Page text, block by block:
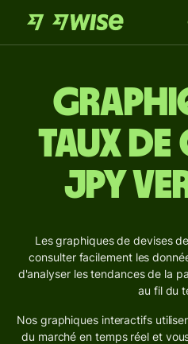
taux de
JPY
Les graphiques de devises
consulter facilement les
d'analyser les tendances de la
au fil du
Nos graphiques interactifs
du marché en temps réel et